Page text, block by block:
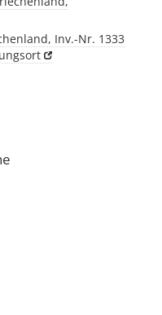
Inv.-Nr. 1333